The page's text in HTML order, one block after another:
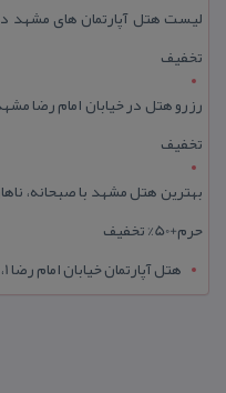
تخفیف
تخفیف
بهترین هتل مشهد با صبحانه،
حرم+50% تخفیف
هتل آپارتمان خیابان امام رضا 1، 2، 3، 5،8 ،16 | تا 90 % تخفیف